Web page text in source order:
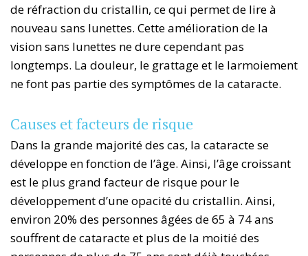
de réfraction du cristallin, ce qui permet de lire à
nouveau sans lunettes. Cette amélioration de la
vision sans lunettes ne dure cependant pas
longtemps. La douleur, le grattage et le larmoiement
ne font pas partie des symptômes de la cataracte.
Causes et facteurs de risque
Dans la grande majorité des cas, la cataracte se
développe en fonction de l’âge. Ainsi, l’âge croissant
est le plus grand facteur de risque pour le
développement d’une opacité du cristallin. Ainsi,
environ 20% des personnes âgées de 65 à 74 ans
souffrent de cataracte et plus de la moitié des